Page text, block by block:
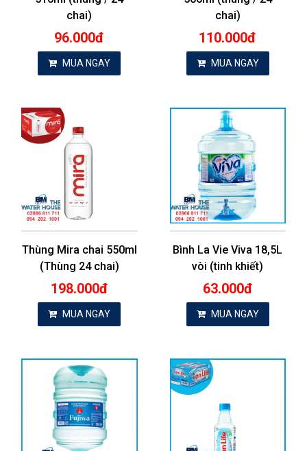
chai)
96.000đ
MUA NGAY
chai)
110.000đ
MUA NGAY
Thùng Mira chai 550ml
(Thùng 24 chai)
198.000đ
MUA NGAY
Bình La Vie Viva 18,5L
vòi (tinh khiết)
63.000đ
MUA NGAY